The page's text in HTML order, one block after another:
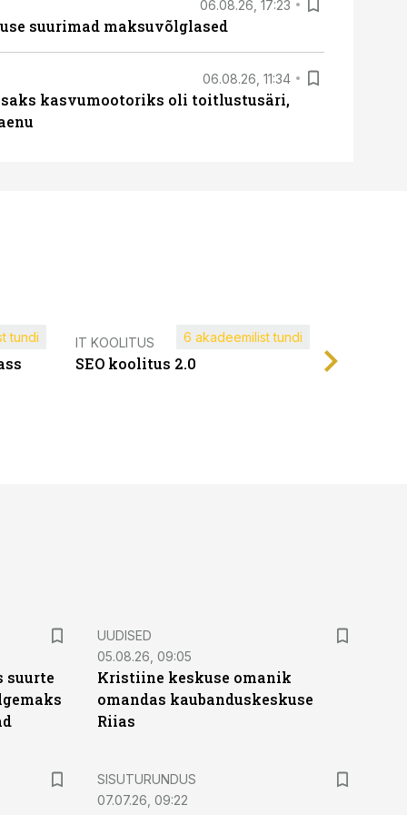
06.08.26, 17:23
suurimad maksuvõlglased
06.08.26, 11:34
kasvumootoriks oli toitlustusäri,
tundi IT KOOLITUS
SEO koolitus 2.0
6 akadeemilist tundi
suurte
UUDISED
05.08.26, 09:05
Kristiine keskuse omanik
omandas kaubanduskeskuse
Riias
ST
SISUTURUNDUS
07.07.26, 09:22